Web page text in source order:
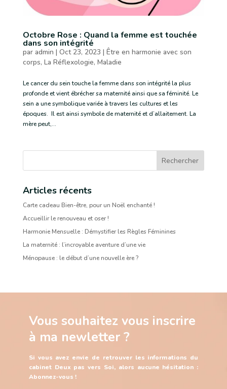
Octobre Rose : Quand la femme est touchée
dans son intégrité
par admin | Oct 23, 2023 | Être en harmonie avec son
corps, La Réflexologie, Maladie
Le cancer du sein touche la femme dans son intégrité la plus
profonde et vient ébrécher sa maternité ainsi que sa féminité. Le
sein a une symbolique variée à travers les cultures et les
époques. Il est ainsi symbole de maternité et d’allaitement. La
mère peut,...
Rechercher
Articles récents
Carte cadeau Bien-être, pour un Noël enchanté !
Accueillir le renouveau et oser !
Harmonie Mensuelle : Démystifier les Règles Féminines
La maternité : l’incroyable aventure d’une vie
Ménopause : le début d’une nouvelle ère ?
Vous souhaitez vous inscrire
à ma newletter ?
Si vous avez envie de retrouver les informations du
cabinet Deux pas vers Soi, alors aucune hésitation :
Abonnez-vous !